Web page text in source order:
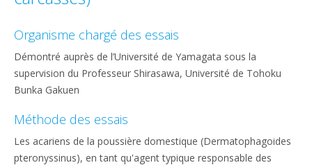
Organisme chargé des essais
Démontré auprès de l’Université de Yamagata sous la
supervision du Professeur Shirasawa, Université de Tohoku
Bunka Gakuen
Méthode des essais
Les acariens de la poussière domestique (Dermatophagoides
pteronyssinus), en tant qu'agent typique responsable des